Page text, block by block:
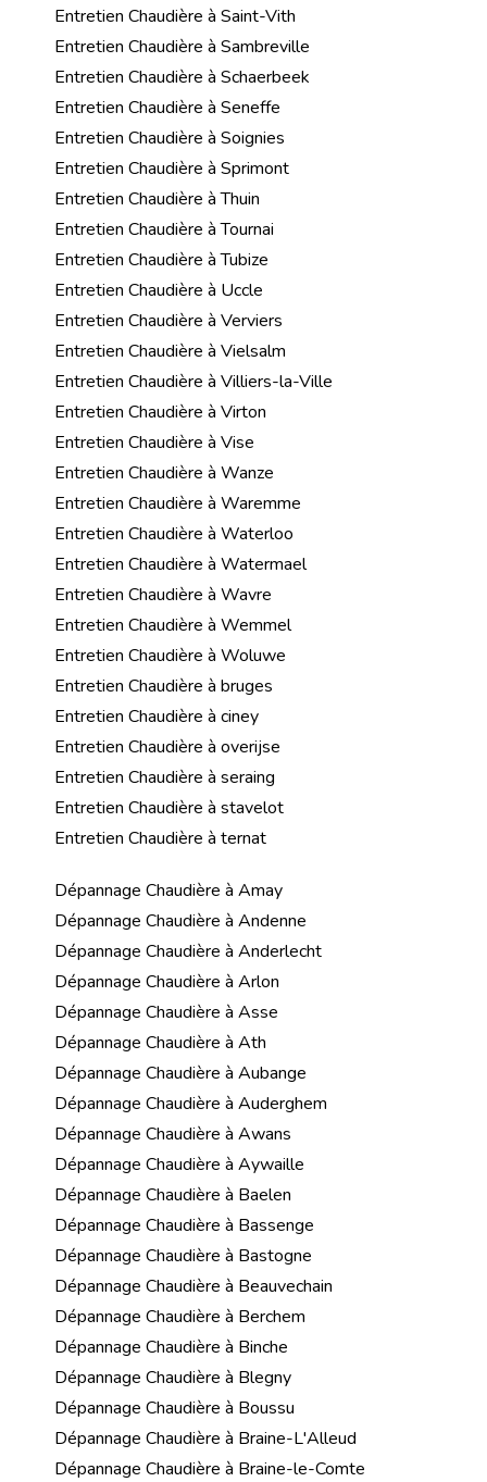
Entretien Chaudière à Saint-Vith
Entretien Chaudière à Sambreville
Entretien Chaudière à Schaerbeek
Entretien Chaudière à Seneffe
Entretien Chaudière à Soignies
Entretien Chaudière à Sprimont
Entretien Chaudière à Thuin
Entretien Chaudière à Tournai
Entretien Chaudière à Tubize
Entretien Chaudière à Uccle
Entretien Chaudière à Verviers
Entretien Chaudière à Vielsalm
Entretien Chaudière à Villiers-la-Ville
Entretien Chaudière à Virton
Entretien Chaudière à Vise
Entretien Chaudière à Wanze
Entretien Chaudière à Waremme
Entretien Chaudière à Waterloo
Entretien Chaudière à Watermael
Entretien Chaudière à Wavre
Entretien Chaudière à Wemmel
Entretien Chaudière à Woluwe
Entretien Chaudière à bruges
Entretien Chaudière à ciney
Entretien Chaudière à overijse
Entretien Chaudière à seraing
Entretien Chaudière à stavelot
Entretien Chaudière à ternat
Dépannage Chaudière à Amay
Dépannage Chaudière à Andenne
Dépannage Chaudière à Anderlecht
Dépannage Chaudière à Arlon
Dépannage Chaudière à Asse
Dépannage Chaudière à Ath
Dépannage Chaudière à Aubange
Dépannage Chaudière à Auderghem
Dépannage Chaudière à Awans
Dépannage Chaudière à Aywaille
Dépannage Chaudière à Baelen
Dépannage Chaudière à Bassenge
Dépannage Chaudière à Bastogne
Dépannage Chaudière à Beauvechain
Dépannage Chaudière à Berchem
Dépannage Chaudière à Binche
Dépannage Chaudière à Blegny
Dépannage Chaudière à Boussu
Dépannage Chaudière à Braine-L'Alleud
Dépannage Chaudière à Braine-le-Comte